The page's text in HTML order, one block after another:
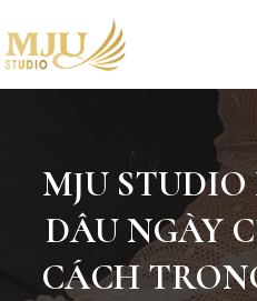
MJU
DÂU NGÀY
CÁCH